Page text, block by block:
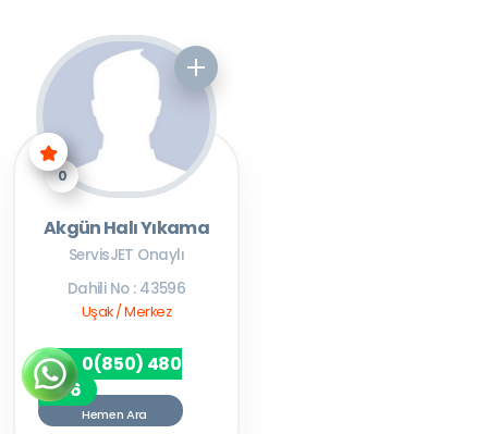
0
Akgün Halı Yıkama
ServisJET Onaylı
Dahili No : 43596
Uşak / Merkez
0(850) 480
7256
Hemen Ara